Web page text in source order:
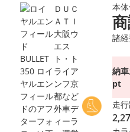
ＤＵＣ
ＡＴＩ
大阪ウ
エス
ト・ト
ライア
ンフ京
都など
外車デ
ィーラ
本
諸
納
pt
走